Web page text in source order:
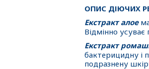
ОПИС ДІЮЧИХ
Екстракт алое
Відмінно
Екстракт
бактерицидну і
подразнену